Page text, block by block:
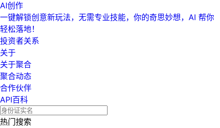
AI创作
一键解锁创意新玩法，无需专业技能，你的奇思妙想，AI 帮你
轻松落地！
投资者关系
关于
关于聚合
聚合动态
合作伙伴
API百科
热门搜索